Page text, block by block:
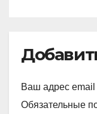
Ваш адрес email
Обязательные